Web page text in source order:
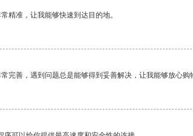
精准，让我能够快速到达目的地。
完善，遇到问题总是能够得到妥善解决，让我能够放心购